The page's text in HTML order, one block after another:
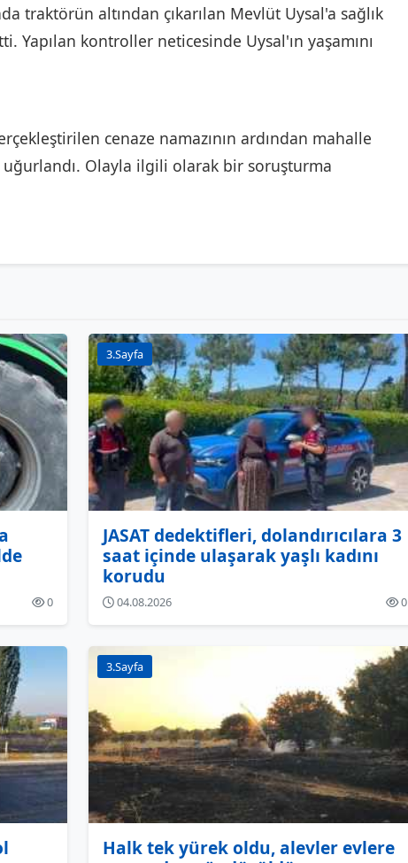
traktörün altından çıkarılan Mevlüt Uysal'a sağlık
Yapılan kontroller neticesinde Uysal'ın yaşamını
cenaze namazının ardından mahalle
uğurlandı. Olayla ilgili olarak bir soruşturma
0
3.Sayfa
JASAT dedektifleri, dolandırıcılara 3
saat içinde ulaşarak yaşlı kadını
korudu
04.08.2026 0
3.Sayfa
Halk tek yürek oldu, alevler evlere